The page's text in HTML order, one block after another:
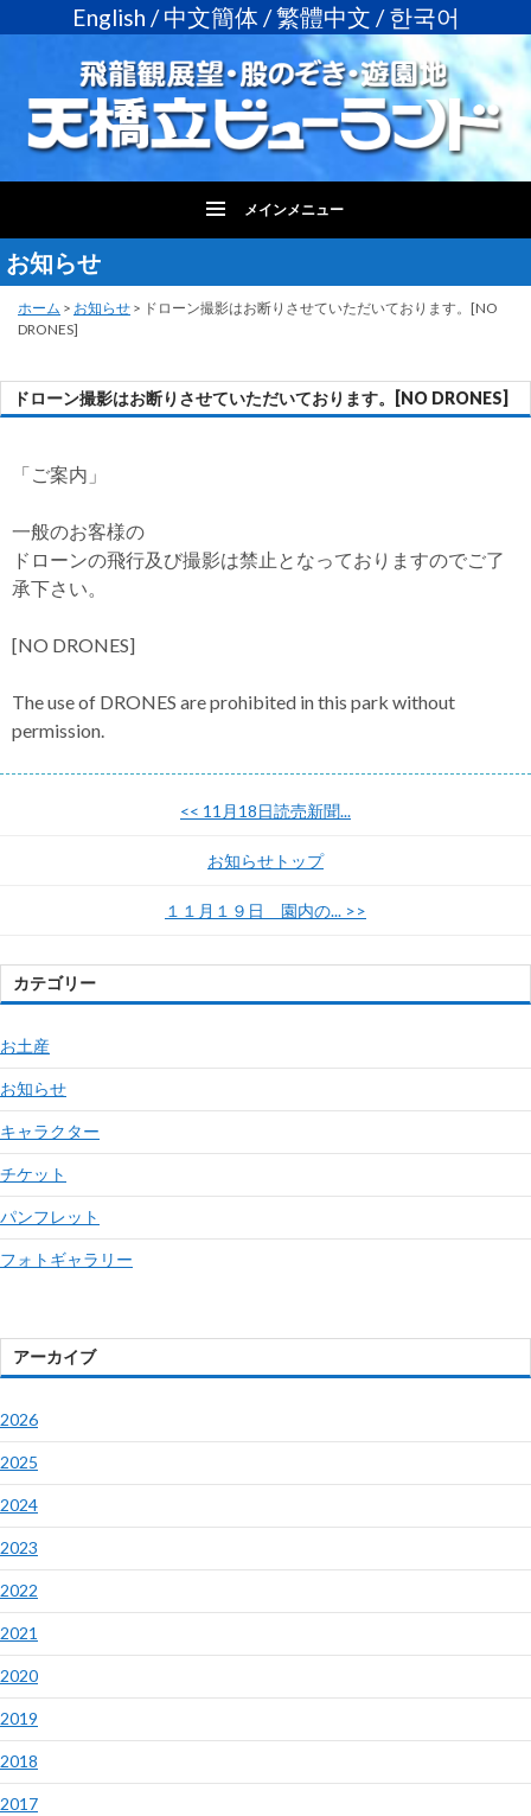
English /中文簡体 /繁體中文 /한국어
メインメニュー
コ
ン
テ
ン
へ
ス
プ
お知らせ
ホーム > お知らせ > ドローン撮影はお断りさせていただいております。[NO
DRONES]
ドローン撮影はお断りさせていただいております。[NO DRONES]
「ご案内」
一般のお客様の
ドローンの飛行及び撮影は禁止となっておりますのでご了
承下さい。
[NO DRONES]
The use of DRONES are prohibited in this park without
permission.
<< 11月18日読売新聞...
お知らせトップ
１１月１９日 園内の... >>
カテゴリー
お土産
お知らせ
キャラクター
チケット
パンフレット
フォトギャラリー
アーカイブ
2026
2025
2024
2023
2022
2021
2020
2019
2018
2017